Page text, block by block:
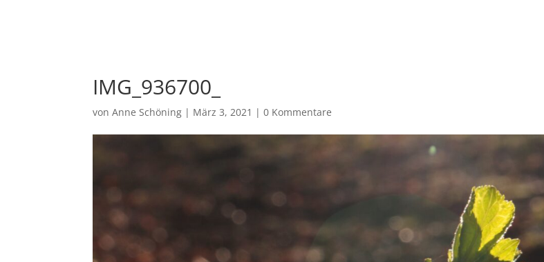
IMG_936700_
vonAnne Schöning | März 3, 2021 |0 Kommentare